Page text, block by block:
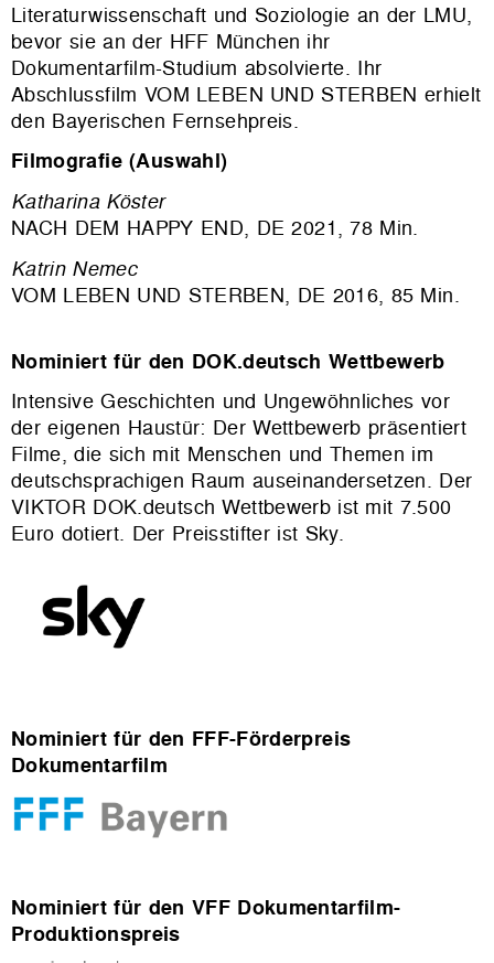
Literaturwissenschaft und Soziologie an der LMU,
bevor sie an der HFF München ihr
Dokumentarfilm-Studium absolvierte. Ihr
Abschlussfilm VOM LEBEN UND STERBEN erhielt
den Bayerischen Fernsehpreis.
Filmografie (Auswahl)
Katharina Köster
NACH DEM HAPPY END, DE 2021, 78 Min.
Katrin Nemec
VOM LEBEN UND STERBEN, DE 2016, 85 Min.
Nominiert für den DOK.deutsch Wettbewerb
Intensive Geschichten und Ungewöhnliches vor
der eigenen Haustür: Der Wettbewerb präsentiert
Filme, die sich mit Menschen und Themen im
deutschsprachigen Raum auseinandersetzen. Der
VIKTOR DOK.deutsch Wettbewerb ist mit 7.500
Euro dotiert. Der Preisstifter ist Sky.
Nominiert für den FFF-Förderpreis
Dokumentarfilm
Nominiert für den VFF Dokumentarfilm-
Produktionspreis